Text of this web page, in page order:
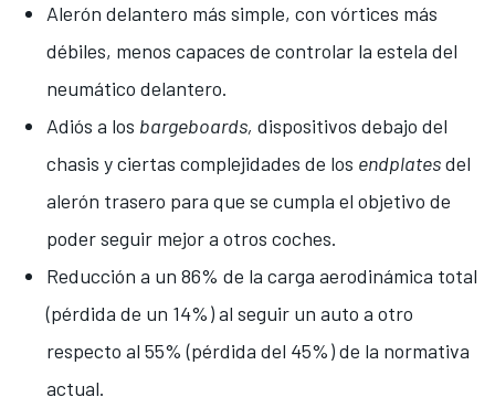
Alerón delantero más simple, con vórtices más
débiles, menos capaces de controlar la estela del
neumático delantero.
Adiós a los bargeboards, dispositivos debajo del
chasis y ciertas complejidades de los endplatesdel
alerón trasero para que se cumpla el objetivo de
poder seguir mejor a otros coches.
Reducción a un 86% de la carga aerodinámica total
(pérdida de un 14%) al seguir un auto a otro
respecto al 55% (pérdida del 45%) de la normativa
actual.